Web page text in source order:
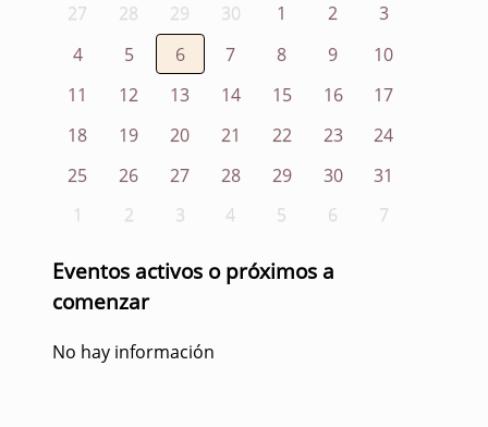
27 28 29 30 1 2
3
4
5 6 7 8 9
10
11
12 13 14 15 16
17
18
19 20 21 22 23
24
25
26 27 28 29 30
31
1
2 3 4 5 6 7
Eventos activos o próximos a
comenzar
No hay información